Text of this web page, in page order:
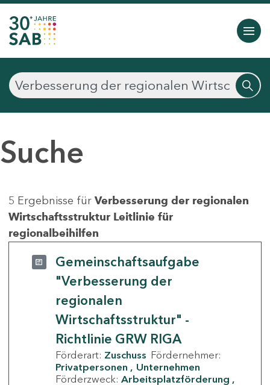
Suche
5 Ergebnisse für Verbesserung der regionalen
Wirtschaftsstruktur Leitlinie für
regionalbeihilfen
Gemeinschaftsaufgabe
"Verbesserung der
regionalen
Wirtschaftsstruktur" -
Richtlinie GRW RIGA
Förderart: Zuschuss Fördernehmer:
Privatpersonen
Unternehmen
Förderzweck: Arbeitsplatzförderung